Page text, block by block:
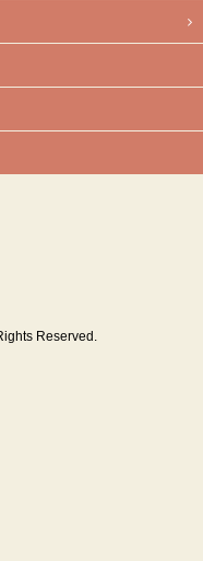
Reserved.